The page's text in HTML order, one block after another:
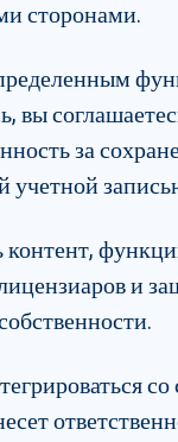
сторонами.
вы
за
учетной
контент,
и